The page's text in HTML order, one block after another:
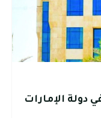
دولة الإمارات